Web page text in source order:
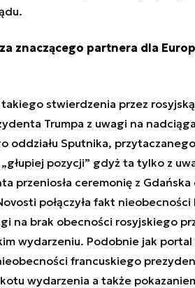
znaczącego partnera dla
stwierdzenia przez
Trumpa z uwagi na
oddziału Sputnika,
pozycji” gdyż ta tylko z
przeniosła ceremonię z Gdańska
połączyła fakt nieobecności
na brak obecności rosyjskiego
wydarzeniu. Podobnie jak
francuskiego
wydarzenia a także